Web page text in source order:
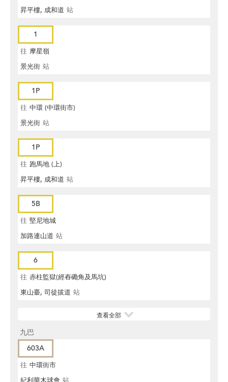
昇平樓, 成和道 站
1
往 摩星嶺
景光街 站
1P
往 中環 (中環街市)
景光街 站
1P
往 跑馬地 (上)
昇平樓, 成和道 站
5B
往 堅尼地城
加路連山道 站
6
往 赤柱監獄(經舂磡角及馬坑)
東山臺, 司徒拔道 站
查看全部
九巴
603A
往 中環街市